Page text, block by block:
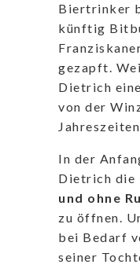
Biertrinker
künftig
gezapft.
Dietrich
von der
In der
Dietrich die
und ohne
zu öffnen.
bei Bedarf
seiner